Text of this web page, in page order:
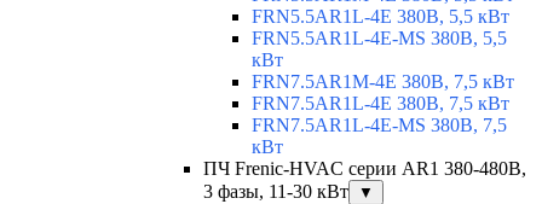
FRN5.5AR1L-4E 380В, 5,5 кВт
FRN5.5AR1L-4E-MS 380В, 5,5
кВт
FRN7.5AR1M-4E 380В, 7,5 кВт
FRN7.5AR1L-4E 380В, 7,5 кВт
FRN7.5AR1L-4E-MS 380В, 7,5
кВт
ПЧ Frenic-HVAC серии AR1 380-480В,
3 фазы, 11-30 кВт
▼